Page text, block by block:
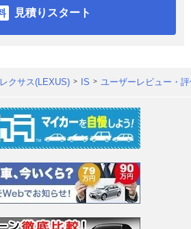
見積りスタート
レクサス(LEXUS) IS ユーザーレビュー・